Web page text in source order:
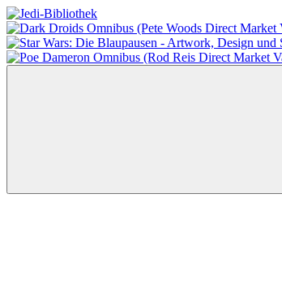
Zum
Inhalt
springen
Jedi-
Bibliothek
Das
Portal
für
Menü